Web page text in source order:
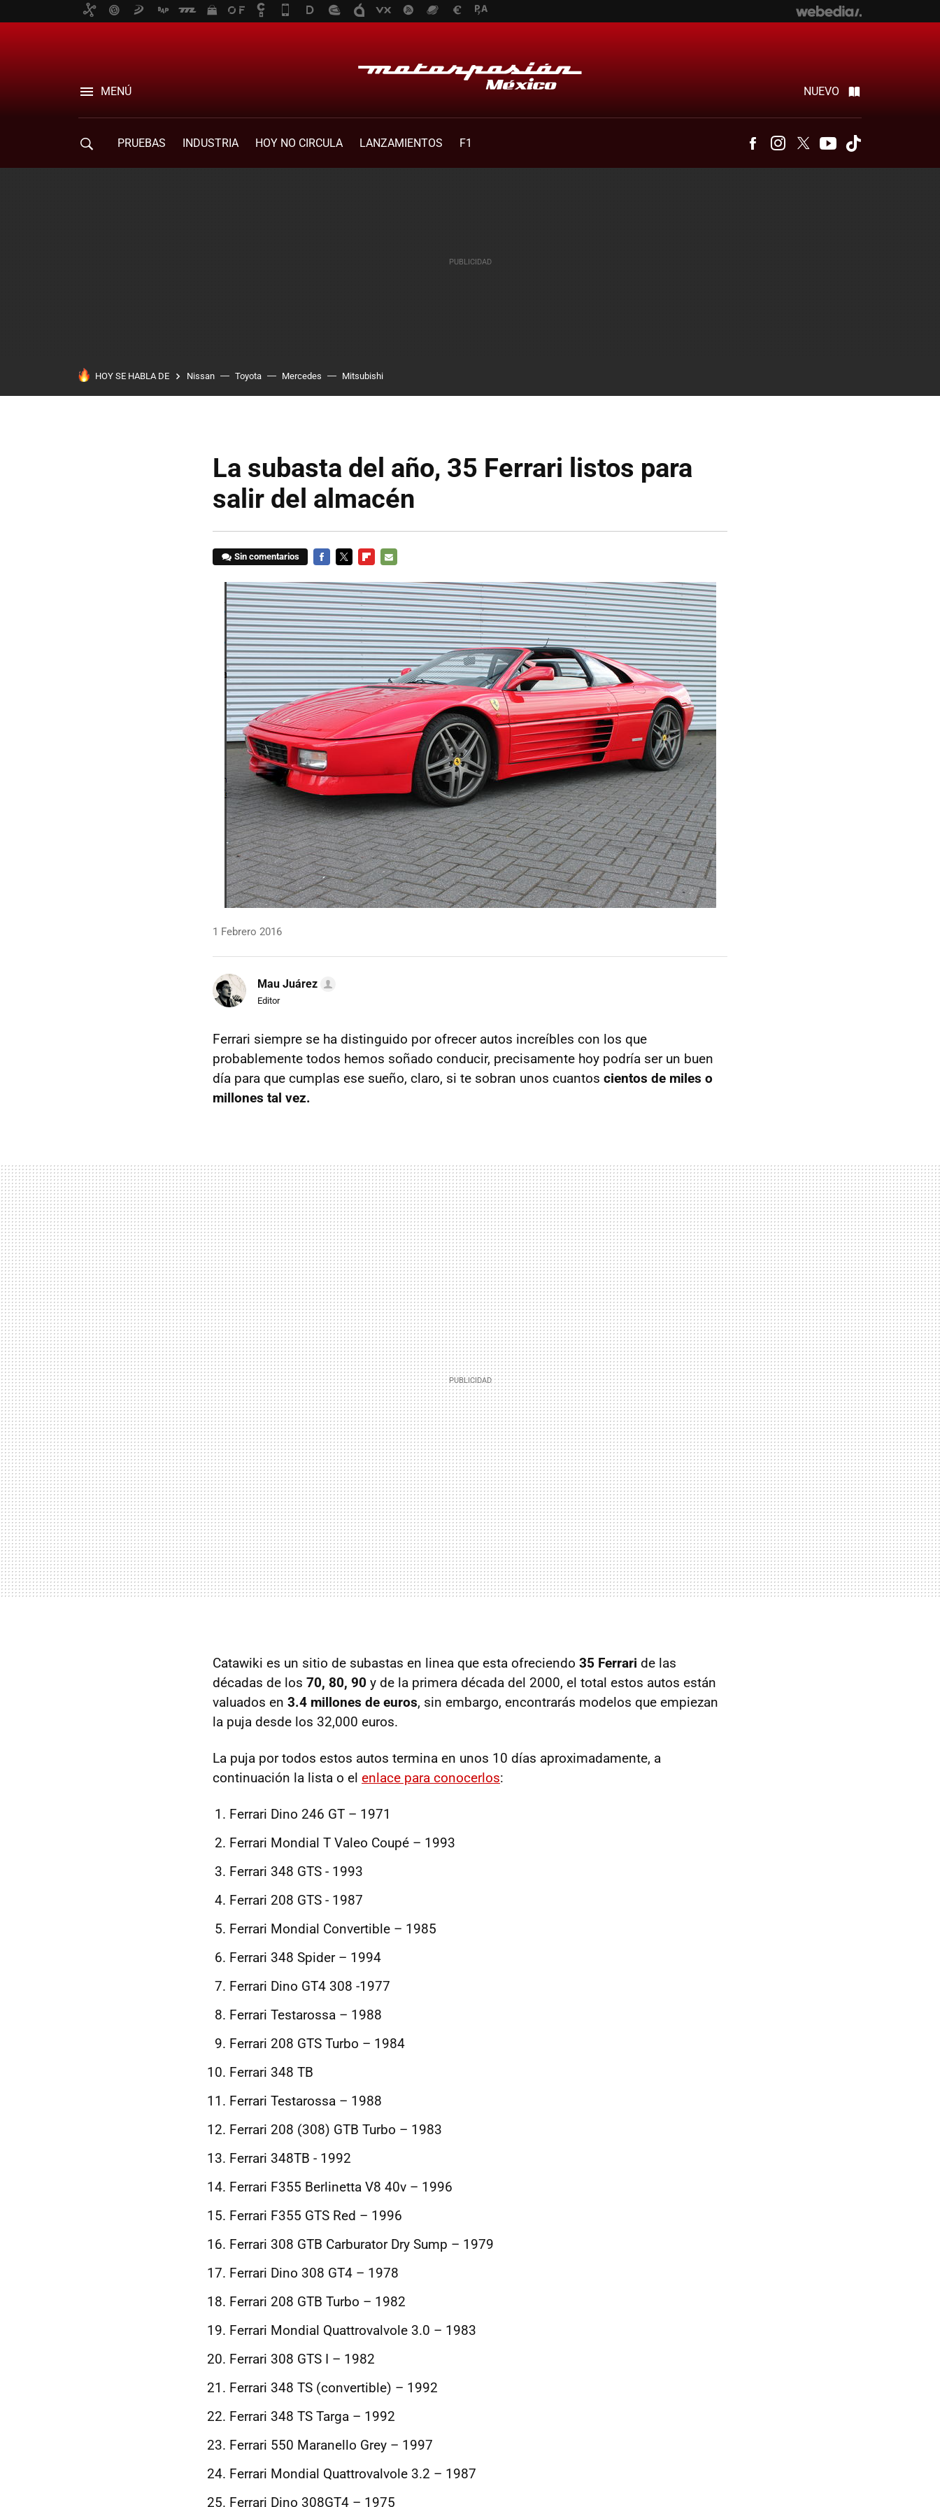
MENÚ NUEVO
PRUEBAS INDUSTRIA HOY NO CIRCULA LANZAMIENTOS F1 FacebookInstagram
Twitter Youtube
HOY SE HABLA DE Nissan Toyota Mercedes Mitsubishi
La subasta del año, 35 Ferrari listos para
salir del almacén
Sin comentarios
MAIL
1 Febrero 2016
Mau Juárez
Editor
Ferrari siempre se ha distinguido por ofrecer autos increíbles con los que
probablemente todos hemos soñado conducir, precisamente hoy podría ser un buen
día para que cumplas ese sueño, claro, si te sobran unos cuantos cientos de miles o
millones tal vez.
Catawiki es un sitio de subastas en linea que esta ofreciendo 35 Ferrari de las
décadas de los 70, 80, 90 y de la primera década del 2000, el total estos autos están
valuados en 3.4 millones de euros, sin embargo, encontrarás modelos que empiezan
la puja desde los 32,000 euros.
La puja por todos estos autos termina en unos 10 días aproximadamente, a
continuación la lista o el enlace para conocerlos:
Ferrari Dino 246 GT – 1971
Ferrari Mondial T Valeo Coupé – 1993
Ferrari 348 GTS - 1993
Ferrari 208 GTS - 1987
Ferrari Mondial Convertible – 1985
Ferrari 348 Spider – 1994
Ferrari Dino GT4 308 -1977
Ferrari Testarossa – 1988
Ferrari 208 GTS Turbo – 1984
Ferrari 348 TB
Ferrari Testarossa – 1988
Ferrari 208 (308) GTB Turbo – 1983
Ferrari 348TB - 1992
Ferrari F355 Berlinetta V8 40v – 1996
Ferrari F355 GTS Red – 1996
Ferrari 308 GTB Carburator Dry Sump – 1979
Ferrari Dino 308 GT4 – 1978
Ferrari 208 GTB Turbo – 1982
Ferrari Mondial Quattrovalvole 3.0 – 1983
Ferrari 308 GTS I – 1982
Ferrari 348 TS (convertible) – 1992
Ferrari 348 TS Targa – 1992
Ferrari 550 Maranello Grey – 1997
Ferrari Mondial Quattrovalvole 3.2 – 1987
Ferrari Dino 308GT4 – 1975